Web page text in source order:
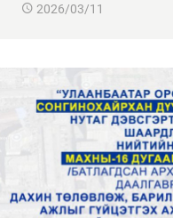
2026/03/11